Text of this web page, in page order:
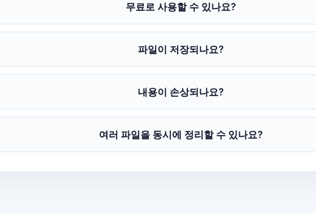
무료로 사용할 수 있나요?
파일이 저장되나요?
내용이 손상되나요?
여러 파일을 동시에 정리할 수 있나요?